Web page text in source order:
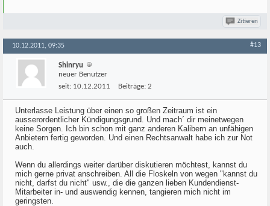
Zitieren
10.12.2011, 09:35 #13
Shinryu
neuer Benutzer
seit: 10.12.2011 Beiträge: 2
Unterlasse Leistung über einen so großen Zeitraum ist ein
ausserordentlicher Kündigungsgrund. Und mach´ dir meinetwegen
keine Sorgen. Ich bin schon mit ganz anderen Kalibern an unfähigen
Anbietern fertig geworden. Und einen Rechtsanwalt habe ich zur Not
auch.
Wenn du allerdings weiter darüber diskutieren möchtest, kannst du
mich gerne privat anschreiben. All die Floskeln von wegen "kannst du
nicht, darfst du nicht" usw., die die ganzen lieben Kundendienst-
Mitarbeiter in- und auswendig kennen, tangieren mich nicht im
geringsten.